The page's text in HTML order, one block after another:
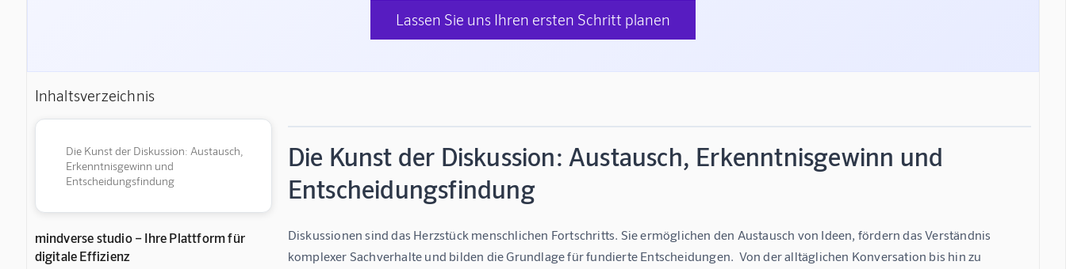
Lassen Sie uns Ihren ersten Schritt planen
Inhaltsverzeichnis
Die Kunst der Diskussion: Austausch,
Erkenntnisgewinn und
Entscheidungsfindung
mindverse studio – Ihre Plattform für
digitale Effizienz
Die Kunst der Diskussion: Austausch, Erkenntnisgewinn und
Entscheidungsfindung
Diskussionen sind das Herzstück menschlichen Fortschritts. Sie ermöglichen den Austausch von Ideen, fördern das Verständnis
komplexer Sachverhalte und bilden die Grundlage für fundierte Entscheidungen.  Von der alltäglichen Konversation bis hin zu